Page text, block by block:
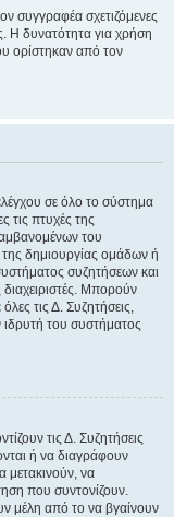
συγγραφέα σχετιζόμενες
Η δυνατότητα για χρήση
ορίστηκαν από τον
σε όλο το σύστημα
τις πτυχές της
του
δημιουργίας ομάδων ή
συζητήσεων και
Μπορούν
τις Δ. Συζητήσεις,
ιδρυτή του συστήματος
τις Δ. Συζητήσεις
ή να διαγράφουν
μετακινούν, να
που συντονίζουν.
μέλη από το να βγαίνουν